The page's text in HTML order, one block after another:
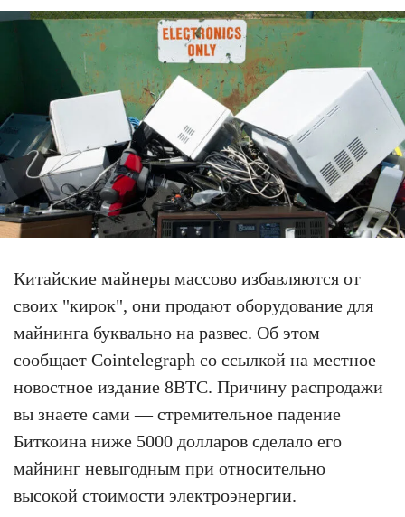
Китайские майнеры массово избавляются от
своих "кирок", они продают оборудование для
майнинга буквально на развес. Об этом
сообщает Cointelegraph со ссылкой на местное
новостное издание 8BTC. Причину распродажи
вы знаете сами — стремительное падение
Биткоина ниже 5000 долларов сделало его
майнинг невыгодным при относительно
высокой стоимости электроэнергии.